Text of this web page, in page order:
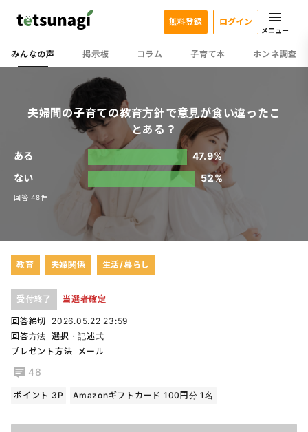
みんなの声 掲示板 コラム 子育て本 ホンネ調査
無料登録 ログイン
メニュー
夫婦間の子育ての教育方針で意見が食い違ったこ
とある？
ある
47.9%
ない
52%
回答 48件
教育 夫婦関係 生活/暮らし
受付終了 当選者確定
回答締切
2026.05.22 23:59
回答方法 選択・記述式
プレゼント方法
メール
48
ポイント 3P Amazonギフトカード 100円分 1名